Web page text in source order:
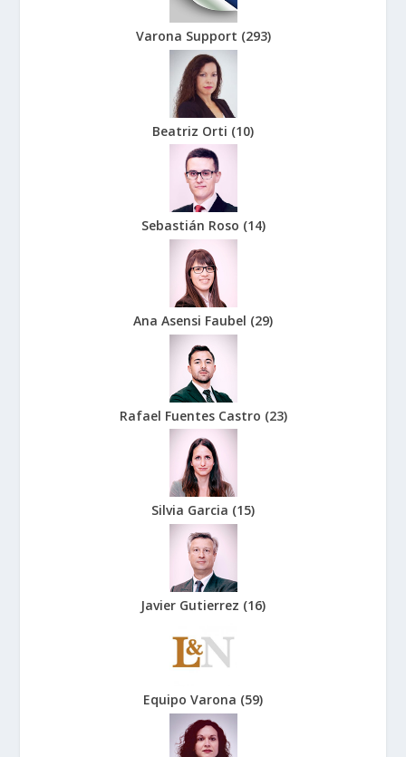
Varona Support (293)
Beatriz Orti (10)
Sebastián Roso (14)
Ana Asensi Faubel (29)
Rafael Fuentes Castro (23)
Silvia Garcia (15)
Javier Gutierrez (16)
Equipo Varona (59)